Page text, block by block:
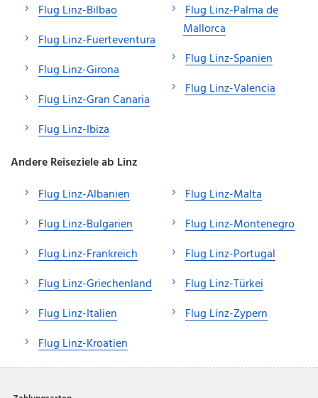
Flug Linz-Bilbao
Flug Linz-Fuerteventura
Flug Linz-Girona
Flug Linz-Gran Canaria
Flug Linz-Ibiza
Flug Linz-Palma de
Mallorca
Flug Linz-Spanien
Flug Linz-Valencia
Andere Reiseziele ab Linz
Flug Linz-Albanien
Flug Linz-Bulgarien
Flug Linz-Frankreich
Flug Linz-Griechenland
Flug Linz-Italien
Flug Linz-Kroatien
Flug Linz-Malta
Flug Linz-Montenegro
Flug Linz-Portugal
Flug Linz-Türkei
Flug Linz-Zypern